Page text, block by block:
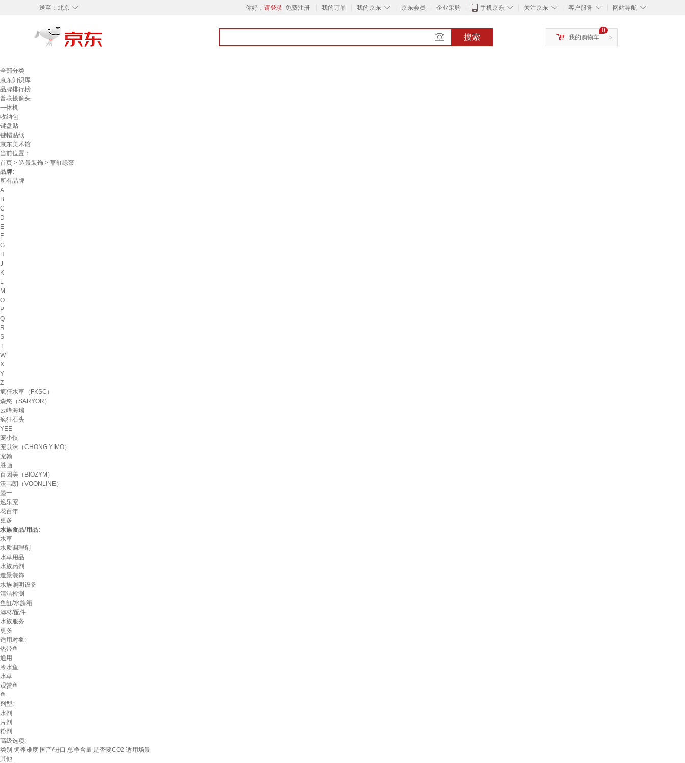
◇
送至： 北京 你好， 请登录 免费注册 我的订单 ◇
我的京东 京东会员 企业采购 ◇
手机京东 ◇
关注京东 ◇
客户服务 ◇
网站导航
搜索 >
0
我的购物车
全部分类
京东知识库
品牌排行榜
普联摄像头
一体机
收纳包
键盘贴
键帽贴纸
京东美术馆
当前位置：
首页 > 造景装饰 > 草缸绿藻
品牌:
所有品牌
A
B
C
D
E
F
G
H
J
K
L
M
O
P
Q
R
S
T
W
X
Y
Z
疯狂水草（FKSC）
森悠（SARYOR）
云峰海瑞
疯狂石头
YEE
宠小侠
宠以沫（CHONG YIMO）
宠翰
胜画
百因美（BIOZYM）
沃韦朗（VOONLINE）
墨一
逸乐宠
花百年
更多
水族食品/用品:
水草
水质调理剂
水草用品
水族药剂
造景装饰
水族照明设备
清洁检测
鱼缸/水族箱
滤材/配件
水族服务
更多
适用对象:
热带鱼
通用
冷水鱼
水草
观赏鱼
鱼
剂型:
水剂
片剂
粉剂
高级选项:
类别 饲养难度 国产/进口 总净含量 是否要CO2 适用场景
其他